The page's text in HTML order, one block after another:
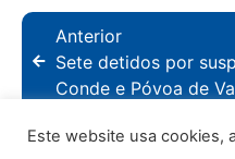
Anterior
Sete detidos por
Conde e Póvoa de
Este website usa cookies,